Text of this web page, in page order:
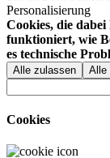
Personalisierung
Cookies, die dabei
funktioniert, wie
es technische
Cookies